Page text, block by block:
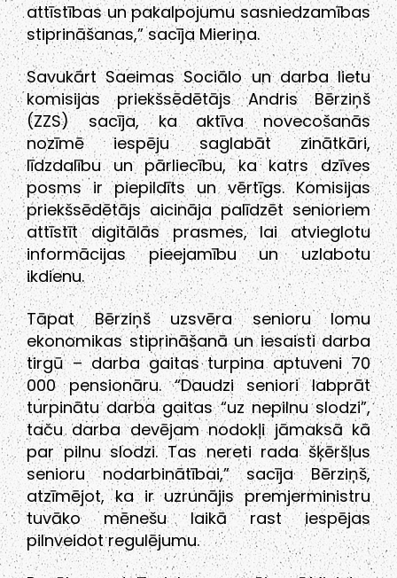
attīstības un pakalpojumu sasniedzamības
stiprināšanas,” sacīja Mieriņa.
Savukārt Saeimas Sociālo un darba lietu
komisijas priekšsēdētājs Andris Bērziņš
(ZZS) sacīja, ka aktīva novecošanās
nozīmē iespēju saglabāt zinātkāri,
līdzdalību un pārliecību, ka katrs dzīves
posms ir piepildīts un vērtīgs. Komisijas
priekšsēdētājs aicināja palīdzēt senioriem
attīstīt digitālās prasmes, lai atvieglotu
informācijas pieejamību un uzlabotu
ikdienu.
Tāpat Bērziņš uzsvēra senioru lomu
ekonomikas stiprināšanā un iesaisti darba
tirgū – darba gaitas turpina aptuveni 70
000 pensionāru. “Daudzi seniori labprāt
turpinātu darba gaitas “uz nepilnu slodzi”,
taču darba devējam nodokļi jāmaksā kā
par pilnu slodzi. Tas nereti rada šķēršļus
senioru nodarbinātībai,” sacīja Bērziņš,
atzīmējot, ka ir uzrunājis premjerministru
tuvāko mēnešu laikā rast iespējas
pilnveidot regulējumu.